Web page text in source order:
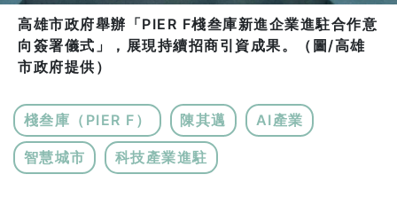
高雄市政府舉辦「PIER F棧叁庫新進企業進駐合作意
向簽署儀式」，展現持續招商引資成果。（圖/高雄
市政府提供）
棧叁庫（PIER F） 陳其邁 AI產業
智慧城市 科技產業進駐